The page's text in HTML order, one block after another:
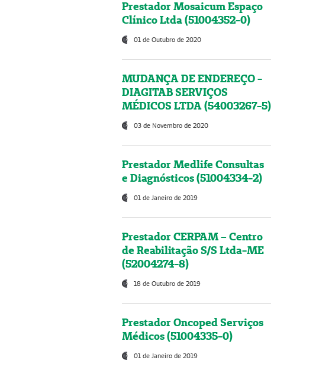
Prestador Mosaicum Espaço
Clínico Ltda (51004352-0)
01 de Outubro de 2020
MUDANÇA DE ENDEREÇO -
DIAGITAB SERVIÇOS
MÉDICOS LTDA (54003267-5)
03 de Novembro de 2020
Prestador Medlife Consultas
e Diagnósticos (51004334-2)
01 de Janeiro de 2019
Prestador CERPAM – Centro
de Reabilitação S/S Ltda-ME
(52004274-8)
18 de Outubro de 2019
Prestador Oncoped Serviços
Médicos (51004335-0)
01 de Janeiro de 2019